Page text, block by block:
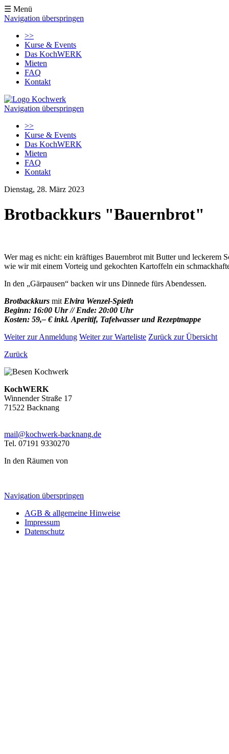
☰ Menü
Navigation überspringen
>>
Kurse & Events
Das KochWERK
Mieten
FAQ
Kontakt
Navigation überspringen
>>
Kurse & Events
Das KochWERK
Mieten
FAQ
Kontakt
Dienstag, 28. März 2023
Brotbackkurs "Bauernbrot"
Wer mag es nicht: ein kräftiges Bauernbrot mit Butter und leckerem
wie wir mit einem Vorteig und gekochten Kartoffeln ein
In den „Gärpausen“ backen wir uns Dinnede fürs Abendessen.
Brotbackkurs mit Elvira Wenzel-Spieth
Beginn: 16:00 Uhr // Ende: 20:00 Uhr
Kosten: 59,– € inkl. Aperitif, Tafelwasser und Rezeptmappe
Weiter zur Anmeldung Weiter zur Warteliste Zurück zur Übersicht
Zurück
KochWERK
Winnender Straße 17
71522 Backnang
mail@kochwerk-backnang.de
Tel. 07191 9330270
In den Räumen von
Navigation überspringen
AGB & allgemeine Hinweise
Impressum
Datenschutz